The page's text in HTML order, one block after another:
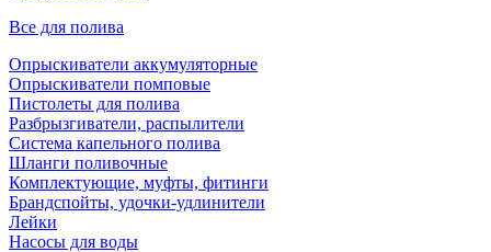
Все для полива
Опрыскиватели аккумуляторные
Опрыскиватели помповые
Пистолеты для полива
Разбрызгиватели, распылители
Система капельного полива
Шланги поливочные
Комплектующие, муфты, фитинги
Брандспойты, удочки-удлинители
Лейки
Насосы для воды